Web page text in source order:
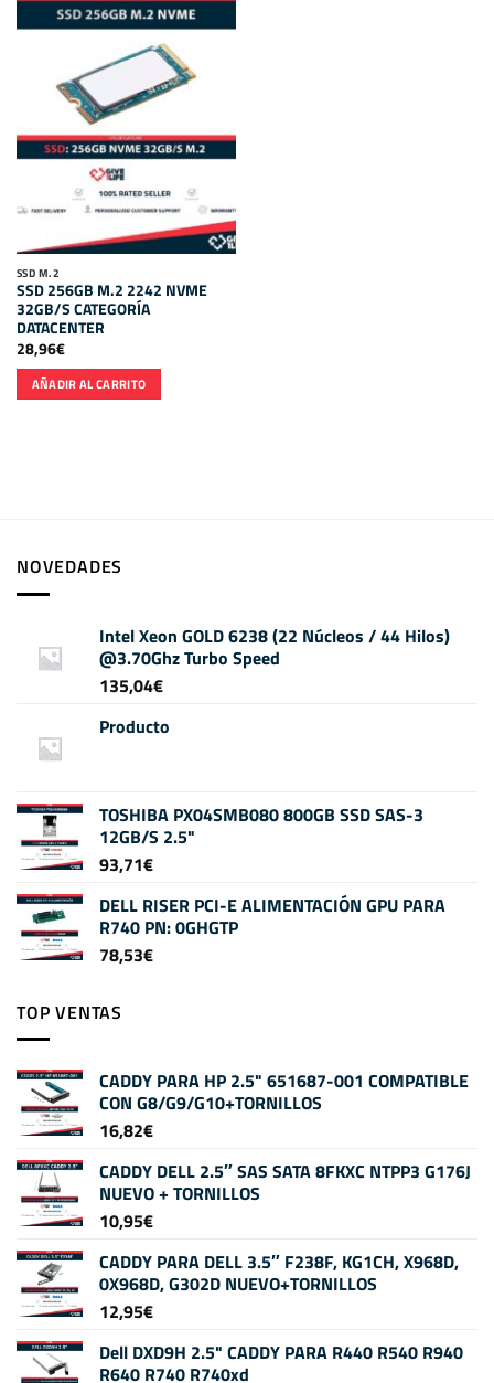
SSD M.2
SSD 256GB M.2 2242 NVME
32GB/S CATEGORÍA
DATACENTER
28,96€
AÑADIR AL CARRITO
NOVEDADES
Intel Xeon GOLD 6238 (22 Núcleos / 44 Hilos)
@3.70Ghz Turbo Speed
135,04€
Producto
TOSHIBA PX04SMB080 800GB SSD SAS-3
12GB/S 2.5"
93,71€
DELL RISER PCI-E ALIMENTACIÓN GPU PARA
R740 PN: 0GHGTP
78,53€
TOP VENTAS
CADDY PARA HP 2.5" 651687-001 COMPATIBLE
CON G8/G9/G10+TORNILLOS
16,82€
CADDY DELL 2.5″ SAS SATA 8FKXC NTPP3 G176J
NUEVO + TORNILLOS
10,95€
CADDY PARA DELL 3.5″ F238F, KG1CH, X968D,
0X968D, G302D NUEVO+TORNILLOS
12,95€
Dell DXD9H 2.5" CADDY PARA R440 R540 R940
R640 R740 R740xd